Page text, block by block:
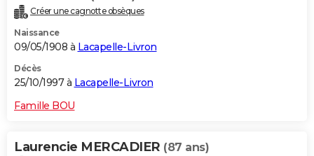
Créer une cagnotte obsèques
Naissance
09/05/1908 à Lacapelle-Livron
Décès
25/10/1997 à Lacapelle-Livron
Famille BOU
Laurencie MERCADIER (87 ans)